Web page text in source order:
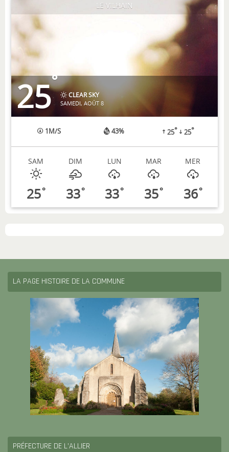
LE VILHAIN
25°
CLEAR SKY
SAMEDI, AOÛT 8
1M/S 43% 25° 25°
SAM
25°
DIM
33°
LUN
33°
MAR
35°
MER
36°
LA PAGE HISTOIRE DE LA COMMUNE
PRÉFECTURE DE L’ALLIER